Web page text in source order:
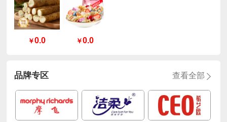
￥0.0 ￥0.0
品牌专区 查看全部